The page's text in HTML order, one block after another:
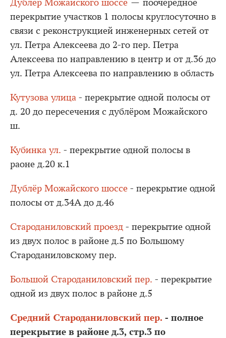
Дублёр Можайского шоссе — поочерёдное
перекрытие участков 1 полосы круглосуточно в
связи с реконструкцией инженерных сетей от
ул. Петра Алексеева до 2-го пер. Петра
Алексеева по направлению в центр и от д.36 до
ул. Петра Алексеева по направлению в область
Кутузова улица - перекрытие одной полосы от
д. 20 до пересечения с дублёром Можайского
ш.
Кубинка ул. - перекрытие одной полосы в
раоне д.20 к.1
Дублёр Можайского шоссе - перекрытие одной
полосы от д.34А до д.46
Староданиловский проезд - перекрытие одной
из двух полос в районе д.5 по Большому
Староданиловскому пер.
Большой Староданиловский пер. - перекрытие
одной из двух полос в районе д.5
Средний Староданиловский пер. - полное
перекрытие в районе д.3, стр.3 по